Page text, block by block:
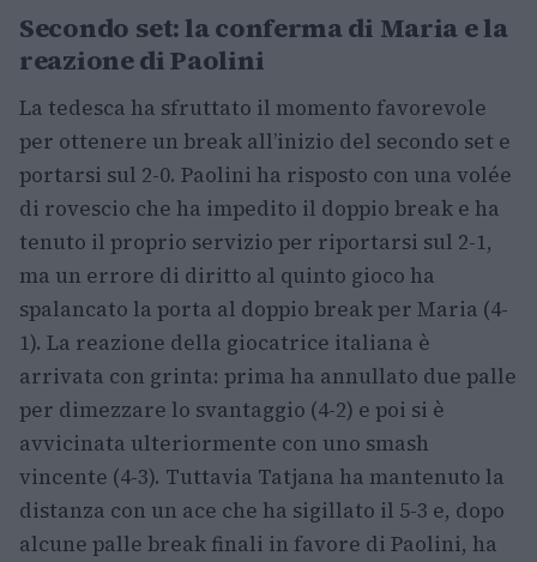
Secondo set: la conferma di Maria e la
reazione di Paolini
La tedesca ha sfruttato il momento favorevole
per ottenere un break all’inizio del secondo set e
portarsi sul 2-0. Paolini ha risposto con una volée
di rovescio che ha impedito il doppio break e ha
tenuto il proprio servizio per riportarsi sul 2-1,
ma un errore di diritto al quinto gioco ha
spalancato la porta al doppio break per Maria (4-
1). La reazione della giocatrice italiana è
arrivata con grinta: prima ha annullato due palle
per dimezzare lo svantaggio (4-2) e poi si è
avvicinata ulteriormente con uno smash
vincente (4-3). Tuttavia Tatjana ha mantenuto la
distanza con un ace che ha sigillato il 5-3 e, dopo
alcune palle break finali in favore di Paolini, ha